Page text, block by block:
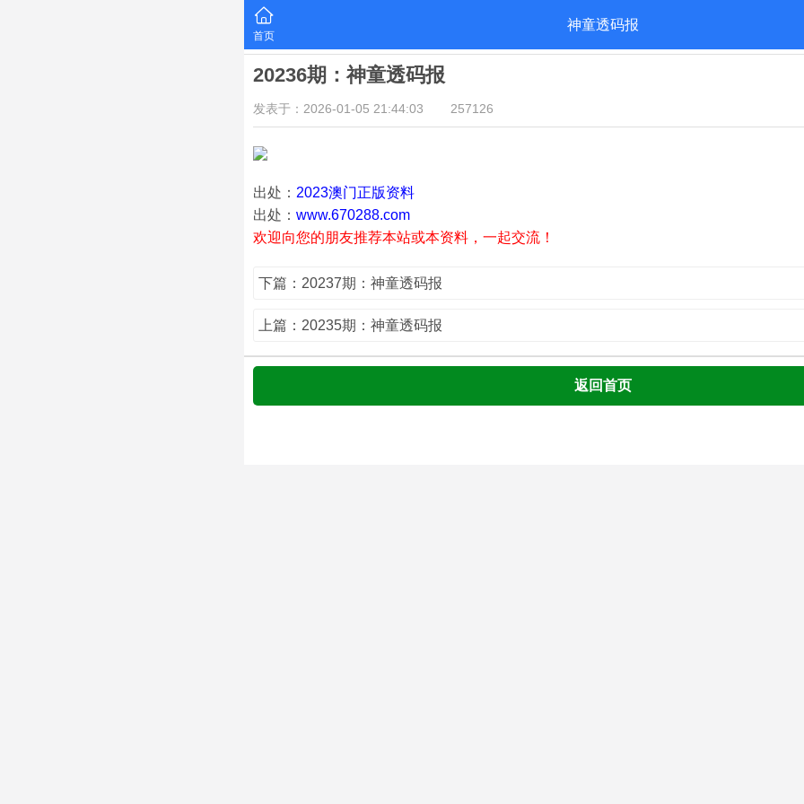
首页
神童透码报
20236期：神童透码报
发表于：2026-01-05 21:44:03 257126
出处： 2023澳门正版资料
出处： www.670288.com
欢迎向您的朋友推荐本站或本资料，一起交流！
下篇：20237期：神童透码报
上篇：20235期：神童透码报
返回首页